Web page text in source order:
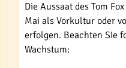
Die Aussaat des Tom
Mai als Vorkultur oder
erfolgen. Beachten Sie
Wachstum: